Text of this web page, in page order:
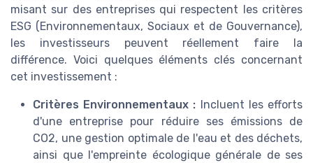
misant sur des entreprises qui respectent les critères
ESG (Environnementaux, Sociaux et de Gouvernance),
les investisseurs peuvent réellement faire la
différence. Voici quelques éléments clés concernant
cet investissement :
Critères Environnementaux : Incluent les efforts
d'une entreprise pour réduire ses émissions de
CO2, une gestion optimale de l'eau et des déchets,
ainsi que l'empreinte écologique générale de ses